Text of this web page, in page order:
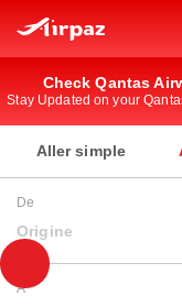
Check Qantas
Stay Updated on your
Aller simple
De
Origine
À